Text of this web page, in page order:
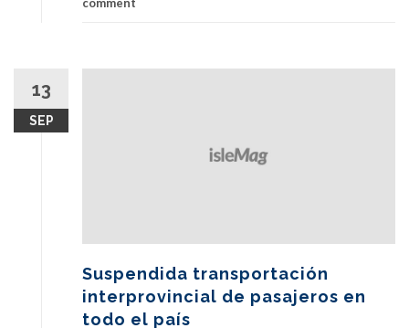
13
SEP
Suspendida transportación
interprovincial de pasajeros en
todo el país